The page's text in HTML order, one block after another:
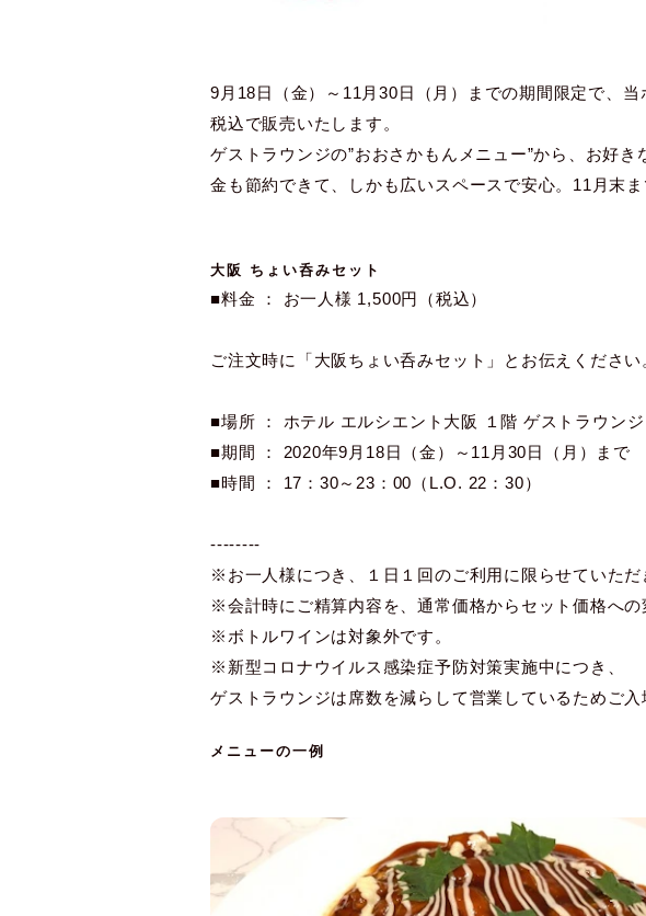
9月18日（金）～11月30日（月）までの期間限定で、
税込で販売いたします。
ゲストラウンジの”おおさかもんメニュー”から、お好
金も節約できて、しかも広いスペースで安心。11月末
大阪 ちょい呑みセット
■料金 ： お一人様 1,500円（税込）
ご注文時に「大阪ちょい呑みセット」とお伝えください
■場所 ： ホテル エルシエント大阪 １階 ゲストラウンジ
■期間 ： 2020年9月18日（金）～11月30日（月）まで
■時間 ： 17：30～23：00（L.O. 22：30）
--------
※お一人様につき、１日１回のご利用に限らせていただ
※会計時にご精算内容を、通常価格からセット価格への
※ボトルワインは対象外です。
※新型コロナウイルス感染症予防対策実施中につき、
ゲストラウンジは席数を減らして営業しているためご
メニューの一例